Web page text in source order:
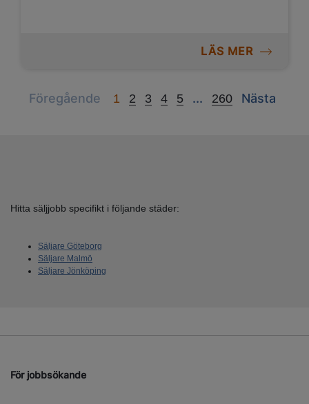
LÄS MER
Föregående Previous
1 2 3 4 5 ...
Next260 Nästa
Next
Hitta säljjobb specifikt i följande städer:
Säljare Göteborg
Säljare Malmö
Säljare Jönköping
För jobbsökande